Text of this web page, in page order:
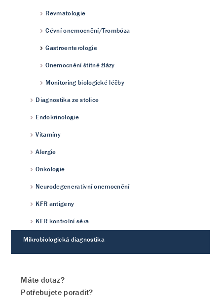
Revmatologie
Cévní onemocnění/Trombóza
Gastroenterologie
Onemocnění štítné žlázy
Monitoring biologické léčby
Diagnostika ze stolice
Endokrinologie
Vitamíny
Alergie
Onkologie
Neurodegenerativní onemocnění
KFR antigeny
KFR kontrolní séra
Mikrobiologická diagnostika
Máte dotaz?
Potřebujete poradit?